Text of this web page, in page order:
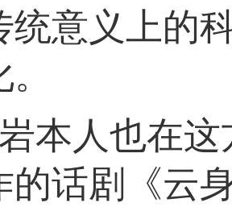
统意义上的
本人也在
的话剧《云